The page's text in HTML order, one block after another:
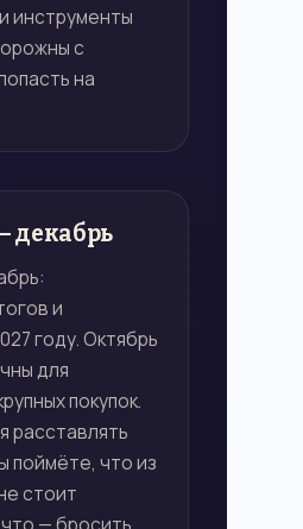
инструменты
с
на
декабрь
и
году. Октябрь
для
покупок.
расставлять
поймёте, что из
стоит